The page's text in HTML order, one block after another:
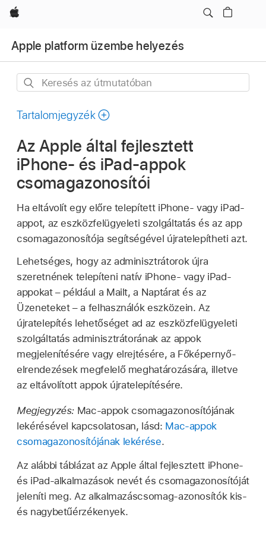
Apple
Apple platform üzembe helyezés
Keresés
útmutatóban
Tartalomjegyzék
Az Apple által fejlesztett
iPhone- és iPad-appok
csomagazonosítói
Ha eltávolít egy előre telepített iPhone- vagy iPad-
appot, az eszközfelügyeleti szolgáltatás és az app
csomagazonosítója segítségével újratelepítheti azt.
Lehetséges, hogy az adminisztrátorok újra
szeretnének telepíteni natív iPhone- vagy iPad-
appokat – például a Mailt, a Naptárat és az
Üzeneteket – a felhasználók eszközein. Az
újratelepítés lehetőséget ad az eszközfelügyeleti
szolgáltatás adminisztrátorának az appok
megjelenítésére vagy elrejtésére, a Főképernyő-
elrendezések megfelelő meghatározására, illetve
az eltávolított appok újratelepítésére.
Megjegyzés: Mac-appok csomagazonosítójának
lekérésével kapcsolatosan, lásd: Mac-appok
csomagazonosítójának lekérése.
Az alábbi táblázat az Apple által fejlesztett iPhone-
és iPad-alkalmazások nevét és csomagazonosítóját
jeleníti meg. Az alkalmazáscsomag-azonosítók kis-
és nagybetűérzékenyek.